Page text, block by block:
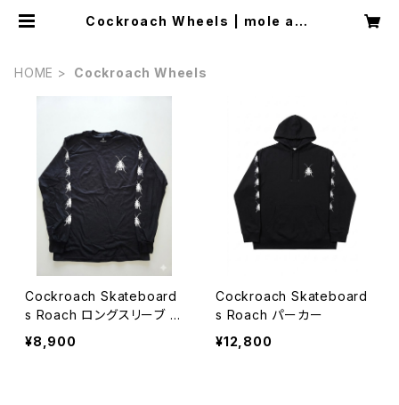
Cockroach Wheels | mole age
HOME Cockroach Wheels
Cockroach Skateboard
s Roach ロングスリーブ T
シャツ
¥8,900
Cockroach Skateboard
s Roach パーカー
¥12,800